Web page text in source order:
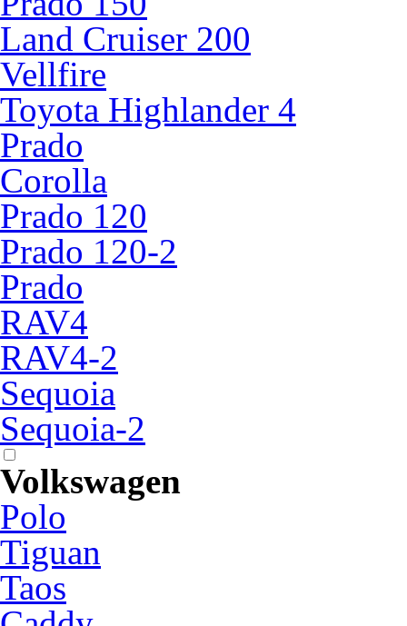
Land Cruiser 200
Vellfire
Toyota Highlander 4
Prado
Corolla
Prado 120
Prado 120-2
Prado
RAV4
RAV4-2
Sequoia
Sequoia-2
Volkswagen
Polo
Tiguan
Taos